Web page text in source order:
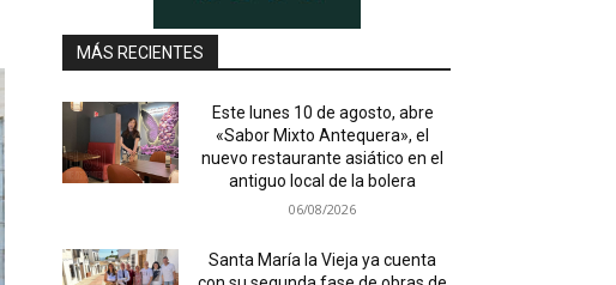
MÁS RECIENTES
Este lunes 10 de agosto, abre
«Sabor Mixto Antequera», el
nuevo restaurante asiático en el
antiguo local de la bolera
06/08/2026
Santa María la Vieja ya cuenta